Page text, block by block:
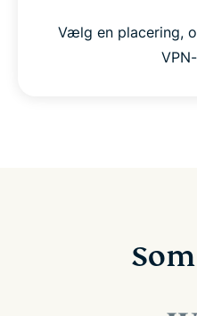
Vælg en placering,